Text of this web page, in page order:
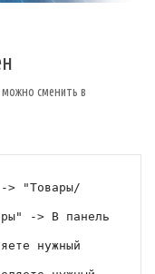
сменить в
-> "Товары/
-> В панель
нужный